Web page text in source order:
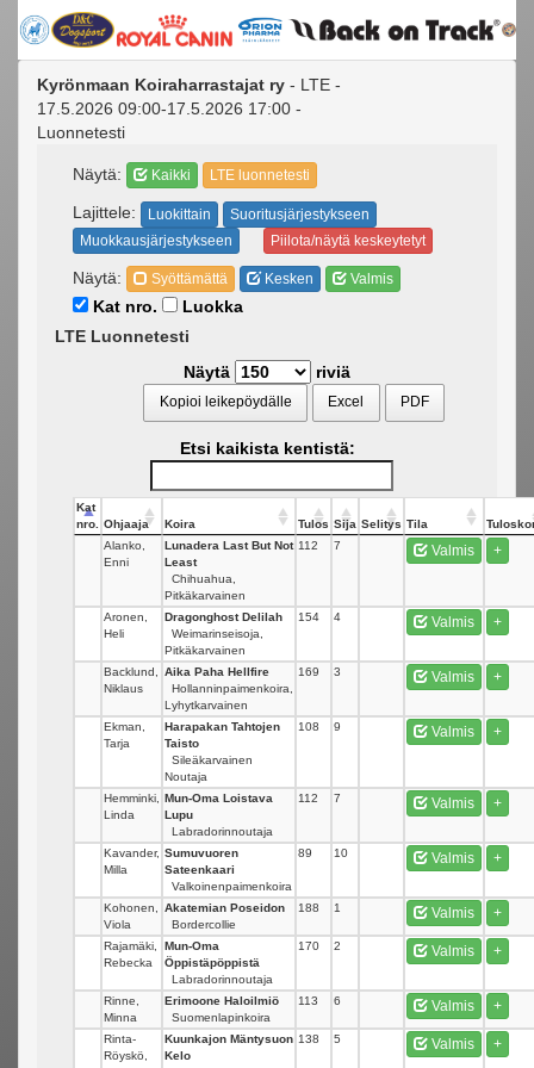
Kyrönmaan Koiraharrastajat ry - LTE -
17.5.2026 09:00-17.5.2026 17:00 -
Luonnetesti
Näytä: Kaikki LTE luonnetesti
Lajittele: Luokittain
Suoritusjärjestykseen
Muokkausjärjestykseen
Piilota/näytä keskeytetyt
Näytä: Syöttämättä Kesken Valmis
Kat nro.
Luokka
LTE Luonnetesti
Näytä
riviä
Kopioi leikepöydälle Excel PDF
Etsi kaikista kentistä:
Kat
nro.
Ohjaaja Koira Tulos Sija Selitys Tila
Alanko,
Enni
Lunadera Last But Not
Least
Chihuahua,
Pitkäkarvainen
112 7 Valmis +
Aronen,
Heli
Dragonghost Delilah
Weimarinseisoja,
Pitkäkarvainen
154 4 Valmis +
Backlund,
Niklaus
Aika Paha Hellfire
Hollanninpaimenkoira,
Lyhytkarvainen
169 3 Valmis +
Ekman,
Tarja
Harapakan Tahtojen
Taisto
Sileäkarvainen
Noutaja
108 9 Valmis +
Hemminki,
Linda
Mun-Oma Loistava
Lupu
Labradorinnoutaja
112 7 Valmis +
Kavander,
Milla
Sumuvuoren
Sateenkaari
Valkoinenpaimenkoira
89 10 Valmis +
Kohonen,
Viola
Akatemian Poseidon
Bordercollie
188 1 Valmis +
Rajamäki,
Rebecka
Mun-Oma
Öppistäpöppistä
Labradorinnoutaja
170 2 Valmis +
Rinne,
Minna
Erimoone Haloilmiö
Suomenlapinkoira
113 6 Valmis +
Rinta-
Röyskö,
Kuunkajon Mäntysuon
Kelo
138 5 Valmis +